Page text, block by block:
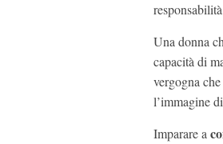
Una donna
capacità di
vergogna
l’immagine
Imparare a